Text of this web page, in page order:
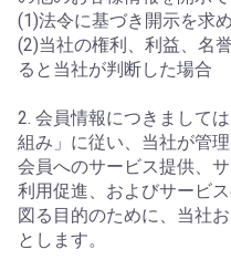
(1)法令に基づき開示を求
(2)当社の権利、利益、名
ると当社が判断した場合
2. 会員情報につきまして
組み」に従い、当社が管
会員へのサービス提供、
利用促進、およびサービ
図る目的のために、当社
とします。